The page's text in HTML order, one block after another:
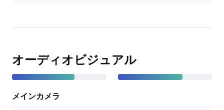
オーディオビジュアル
メインカメラ